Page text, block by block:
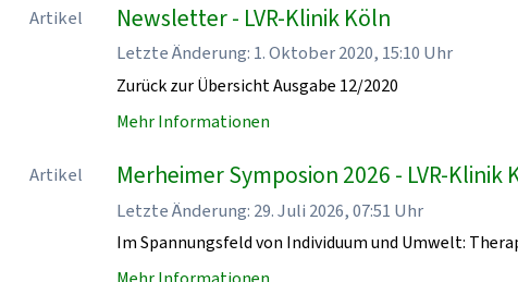
Artikel Newsletter - LVR-Klinik Köln
Letzte Änderung: 1. Oktober 2020, 15:10 Uhr
Zurück zur Übersicht Ausgabe 12/2020
Mehr Informationen
Artikel Merheimer Symposion 2026 - LVR-Klinik
Letzte Änderung: 29. Juli 2026, 07:51 Uhr
Im Spannungsfeld von Individuum und Umwelt: